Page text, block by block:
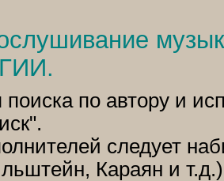
по автору и
следует
Караян и т.д.)